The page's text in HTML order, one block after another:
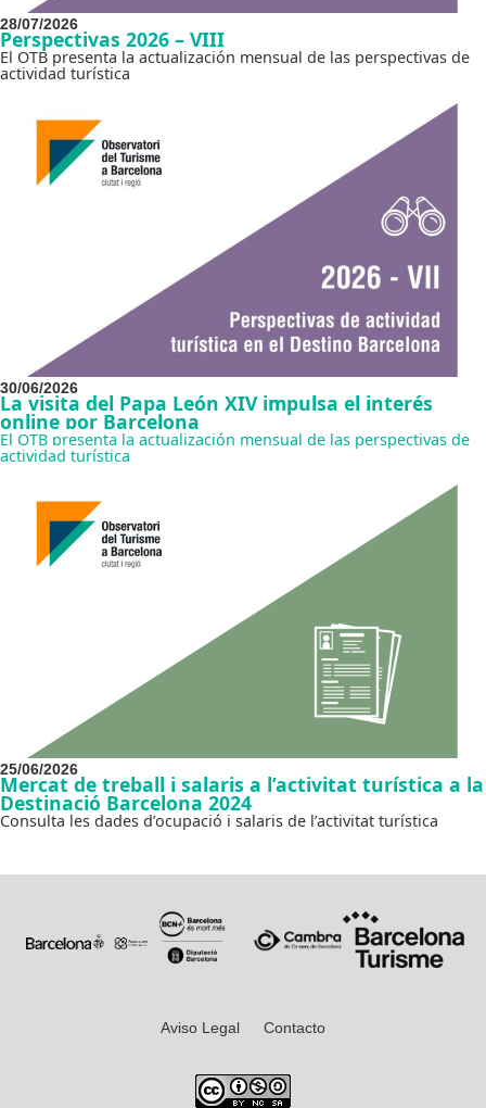
28/07/2026
Perspectivas 2026 – VIII
El OTB presenta la actualización mensual de las perspectivas de
actividad turística
30/06/2026
La visita del Papa León XIV impulsa el interés
online por Barcelona
El OTB presenta la actualización mensual de las perspectivas de
actividad turística
25/06/2026
Mercat de treball i salaris a l’activitat turística a la
Destinació Barcelona 2024
Consulta les dades d’ocupació i salaris de l’activitat turística
Aviso Legal Contacto